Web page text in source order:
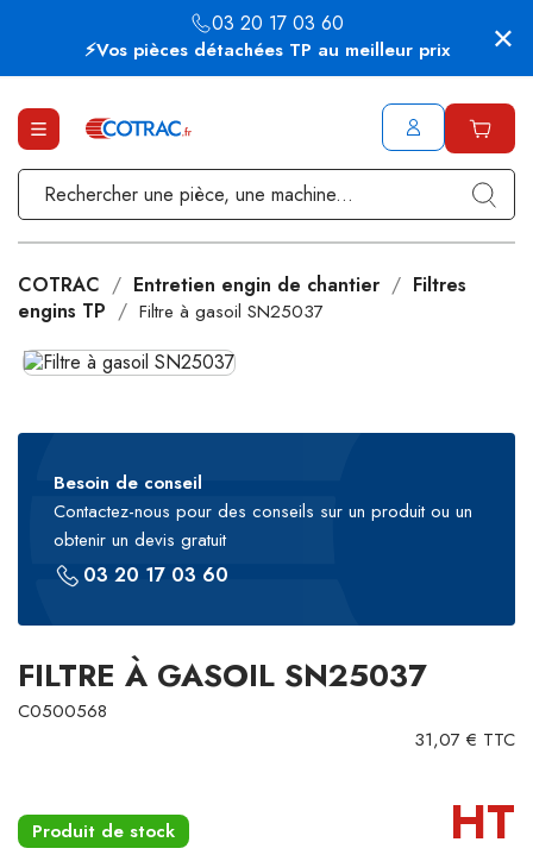
⚡Vos pièces détachées TP au meilleur prix
03 20 17 03 60
COTRAC Entretien engin de chantier
Filtres
engins TP
Filtre à gasoil SN25037
Besoin de conseil
Contactez-nous pour des conseils sur un produit ou un
obtenir un devis gratuit
03 20 17 03 60
FILTRE À GASOIL SN25037
C0500568
31,07 € TTC
Produit de stock HT